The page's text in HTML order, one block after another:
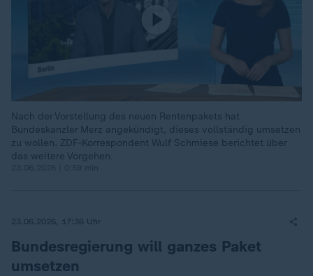
Nach der Vorstellung des neuen Rentenpakets hat
Bundeskanzler Merz angekündigt, dieses vollständig umsetzen
zu wollen. ZDF-Korrespondent Wulf Schmiese berichtet über
das weitere Vorgehen.
23.06.2026, 17:36 Uhr
Bundesregierung will ganzes Paket
umsetzen